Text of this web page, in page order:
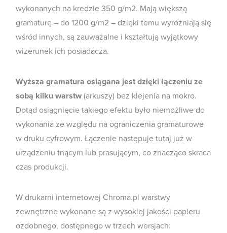
wykonanych na kredzie 350 g/m2. Mają większą
gramaturę – do 1200 g/m2 – dzięki temu wyróżniają się
wśród innych, są zauważalne i kształtują wyjątkowy
wizerunek ich posiadacza.
Wyższa gramatura osiągana jest dzięki łączeniu ze
sobą kilku warstw (arkuszy) bez klejenia na mokro.
Dotąd osiągnięcie takiego efektu było niemożliwe do
wykonania ze względu na ograniczenia gramaturowe
w druku cyfrowym. Łączenie następuje tutaj już w
urządzeniu tnącym lub prasującym, co znacząco skraca
czas produkcji.
W drukarni internetowej Chroma.pl warstwy
zewnętrzne wykonane są z wysokiej jakości papieru
ozdobnego, dostępnego w trzech wersjach: